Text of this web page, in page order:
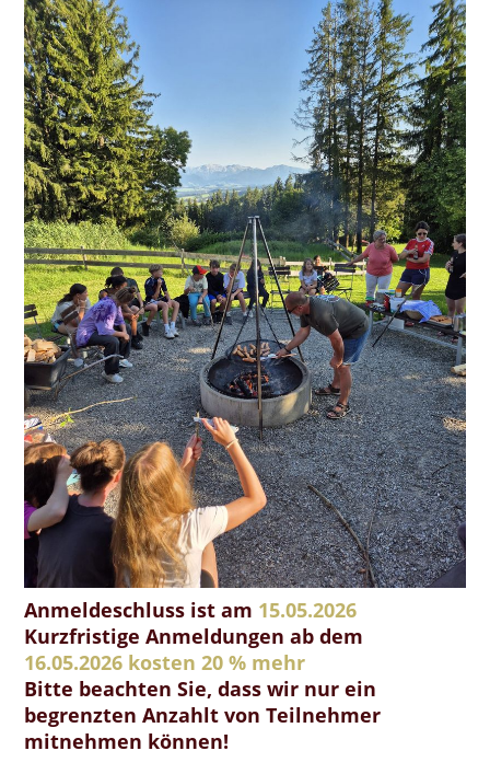
Anmeldeschluss ist am 15.05.2026
Kurzfristige Anmeldungen ab dem
16.05.2026 kosten 20 % mehr
Bitte beachten Sie, dass wir nur ein
begrenzten Anzahlt von Teilnehmer
mitnehmen können!